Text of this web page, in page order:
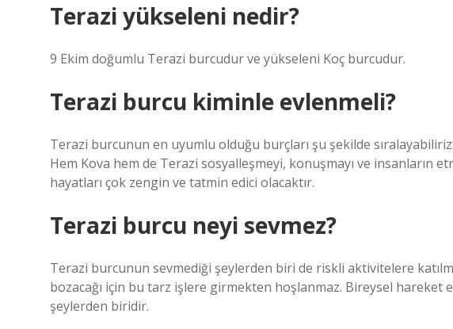
Terazi yükseleni nedir?
9 Ekim doğumlu Terazi burcudur ve yükseleni Koç burcudur.
Terazi burcu kiminle evlenmeli?
Terazi burcunun en uyumlu olduğu burçları şu şekilde
Hem Kova hem de Terazi sosyalleşmeyi, konuşmayı ve insanların
hayatları çok zengin ve tatmin edici olacaktır.
Terazi burcu neyi sevmez?
Terazi burcunun sevmediği şeylerden biri de riskli aktivitelere
bozacağı için bu tarz işlere girmekten hoşlanmaz. Bireysel hareket
şeylerden biridir.